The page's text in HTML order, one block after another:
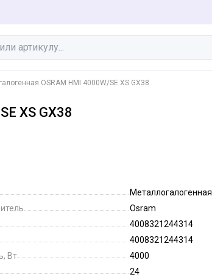
Специальные
OSRAM HMI 4000W/SE XS GX38
XS GX38
Металлогалогенная
Osram
4008321244314
4008321244314
Вт
4000
24